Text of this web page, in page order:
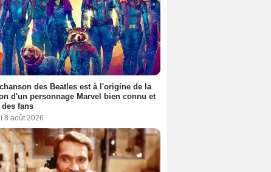
des Beatles est à l'origine de la
d'un personnage Marvel bien connu et
des fans
8 août 2026